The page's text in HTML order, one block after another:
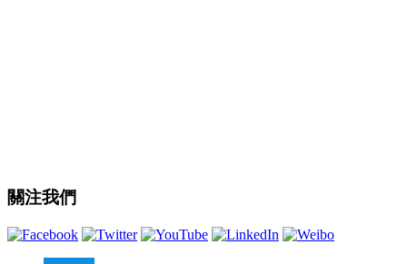
關注我們